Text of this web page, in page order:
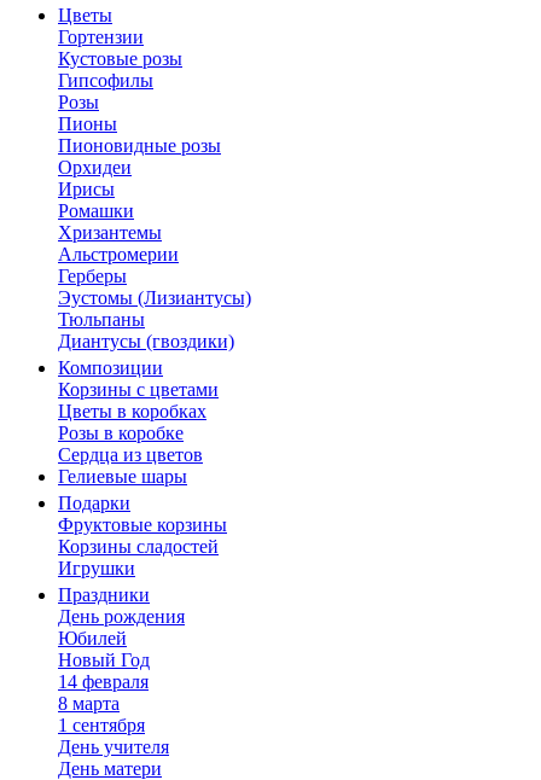
Цветы
Гортензии
Кустовые розы
Гипсофилы
Розы
Пионы
Пионовидные розы
Орхидеи
Ирисы
Ромашки
Хризантемы
Альстромерии
Герберы
Эустомы (Лизиантусы)
Тюльпаны
Диантусы (гвоздики)
Композиции
Корзины с цветами
Цветы в коробках
Розы в коробке
Сердца из цветов
Гелиевые шары
Подарки
Фруктовые корзины
Корзины сладостей
Игрушки
Праздники
День рождения
Юбилей
Новый Год
14 февраля
8 марта
1 сентября
День учителя
День матери